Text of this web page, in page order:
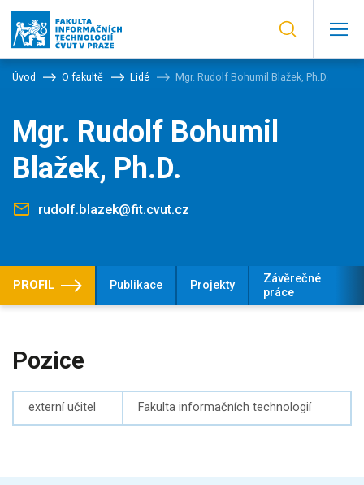
Úvod O fakultě Lidé Mgr. Rudolf Bohumil Blažek, Ph.D.
Mgr. Rudolf Bohumil
Blažek, Ph.D.
rudolf.blazek@fit.cvut.cz
PROFIL Publikace Projekty
Závěrečné
práce
Pozice
externí učitel Fakulta informačních technologií